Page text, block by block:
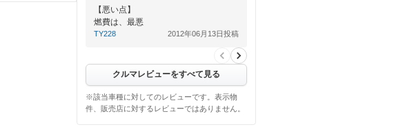
【悪い点】
燃費は、最悪
TY228 2012年06月13日投稿
クルマレビューをすべて見る
※該当車種に対してのレビューです。表示物
件、販売店に対するレビューではありません。